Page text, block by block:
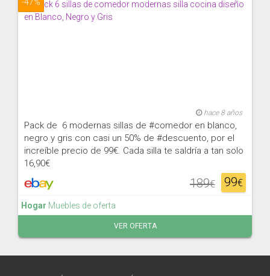
hace 8 años
Pack de 6 modernas sillas de #comedor en blanco,
negro y gris con casi un 50% de #descuento, por el
increíble precio de 99€. Cada silla te saldría a tan solo
16,90€
99€
189€
Hogar Muebles de oferta
VER OFERTA